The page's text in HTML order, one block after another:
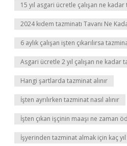
15 yıl asgari ücretle çalışan ne kadar
2024 kıdem tazminatı Tavanı Ne
6 aylık çalışan işten çıkarılırsa
Asgari ücretle 2 yıl çalışan ne kadar
Hangi şartlarda tazminat alınır
İşten ayrılırken tazminat nasıl alınır
İşten çıkan işçinin maaşı ne zaman
İşyerinden tazminat almak için kaç